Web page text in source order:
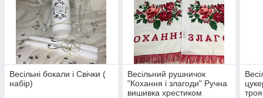
Весільні бокали і Свічки (
набір)
Весільний рушничок
"Кохання і злагоди" Ручна
вишивка хрестиком